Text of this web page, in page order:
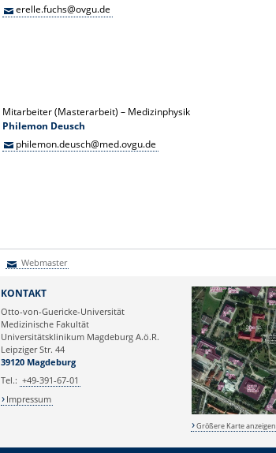
erelle.fuchs@ovgu.de
Mitarbeiter (Masterarbeit) – Medizinphysik
Philemon Deusch
philemon.deusch@med.ovgu.de
Webmaster
KONTAKT
Otto-von-Guericke-Universität
Medizinische Fakultät
Universitätsklinikum Magdeburg A.ö.R.
Leipziger Str. 44
39120 Magdeburg
Tel.: +49-391-67-01
Impressum
Größere Karte anzeigen